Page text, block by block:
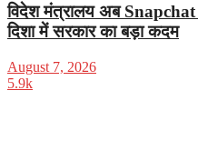
विदेश मंत्रालय अब
दिशा में सरकार का बड़ा कदम
August 7, 2026
5.9k